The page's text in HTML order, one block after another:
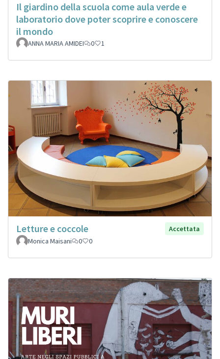
Il giardino della scuola come aula verde e
laboratorio dove poter scoprire e conoscere
il mondo
ANNA MARIA AMIDEI 0 1
Letture e coccole
Accettata
Monica Maisani
0 0